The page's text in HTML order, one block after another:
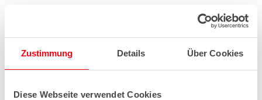
Zustimmung Details Über Cookies
Diese Webseite verwendet Cookies